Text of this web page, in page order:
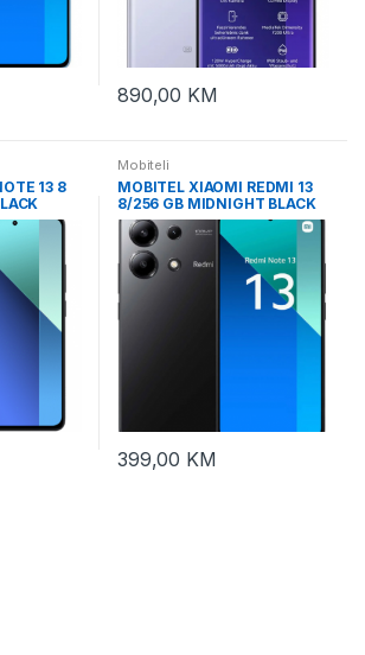
890,00 KM
13 8
Mobiteli
MOBITEL XIAOMI REDMI 13
8/256 GB MIDNIGHT BLACK
399,00 KM